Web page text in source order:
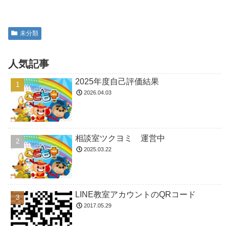
未分類
人気記事
2025年度自己評価結果
2026.04.03
相談室ツクヨミ 運営中
2025.03.22
LINE教室アカウントのQRコード
2017.05.29